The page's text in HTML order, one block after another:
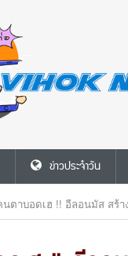
ข่าวประจำวัน
นตาบอดเฮ !! อีลอนมัส สร้